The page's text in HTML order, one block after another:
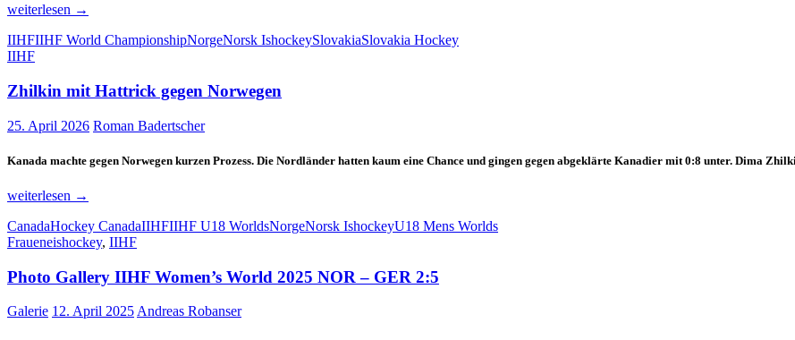
Slowakei
sich
zum
weiterlesen →
IIHFIIHF World ChampionshipNorgeNorsk IshockeySlovakiaSlovakia Hockey
IIHF
Zhilkin mit Hattrick gegen Norwegen
25. April 2026 Roman Badertscher
Kanada machte gegen Norwegen kurzen Prozess. Die Nordländer hatten kaum eine Chance und gingen gegen abgeklärte Kanadier mit 0:8 unter. Dima
Zhilkin
Hattrick
gegen
weiterlesen →
CanadaHockey CanadaIIHFIIHF U18 WorldsNorgeNorsk IshockeyU18 Mens Worlds
Fraueneishockey, IIHF
Photo Gallery IIHF Women’s World 2025 NOR – GER 2:5
Galerie 12. April 2025Andreas Robanser